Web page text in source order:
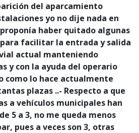
del aparcamiento
yo no dije nada en
haber quitado algunas
facilitar la entrada y salida
actual manteniendo
y con la ayuda del operario
como lo hace actualmente
plazas ..- Respecto a que
a vehículos municipales han
5 a 3, no me queda menos
pues a veces son 3, otras